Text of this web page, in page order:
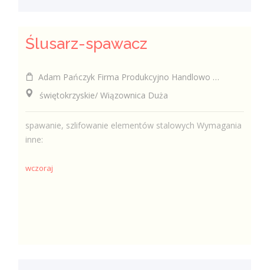
Ślusarz-spawacz
Adam Pańczyk Firma Produkcyjno Handlowo Usługowa "KONRAD" Wiązownica Duża
świętokrzyskie/ Wiązownica Duża
spawanie, szlifowanie elementów stalowych Wymagania
inne:
wczoraj